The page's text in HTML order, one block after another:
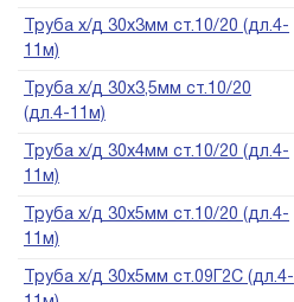
Труба х/д 30х3мм ст.10/20 (дл.4-
11м)
Труба х/д 30х3,5мм ст.10/20
(дл.4-11м)
Труба х/д 30х4мм ст.10/20 (дл.4-
11м)
Труба х/д 30х5мм ст.10/20 (дл.4-
11м)
Труба х/д 30х5мм ст.09Г2С (дл.4-